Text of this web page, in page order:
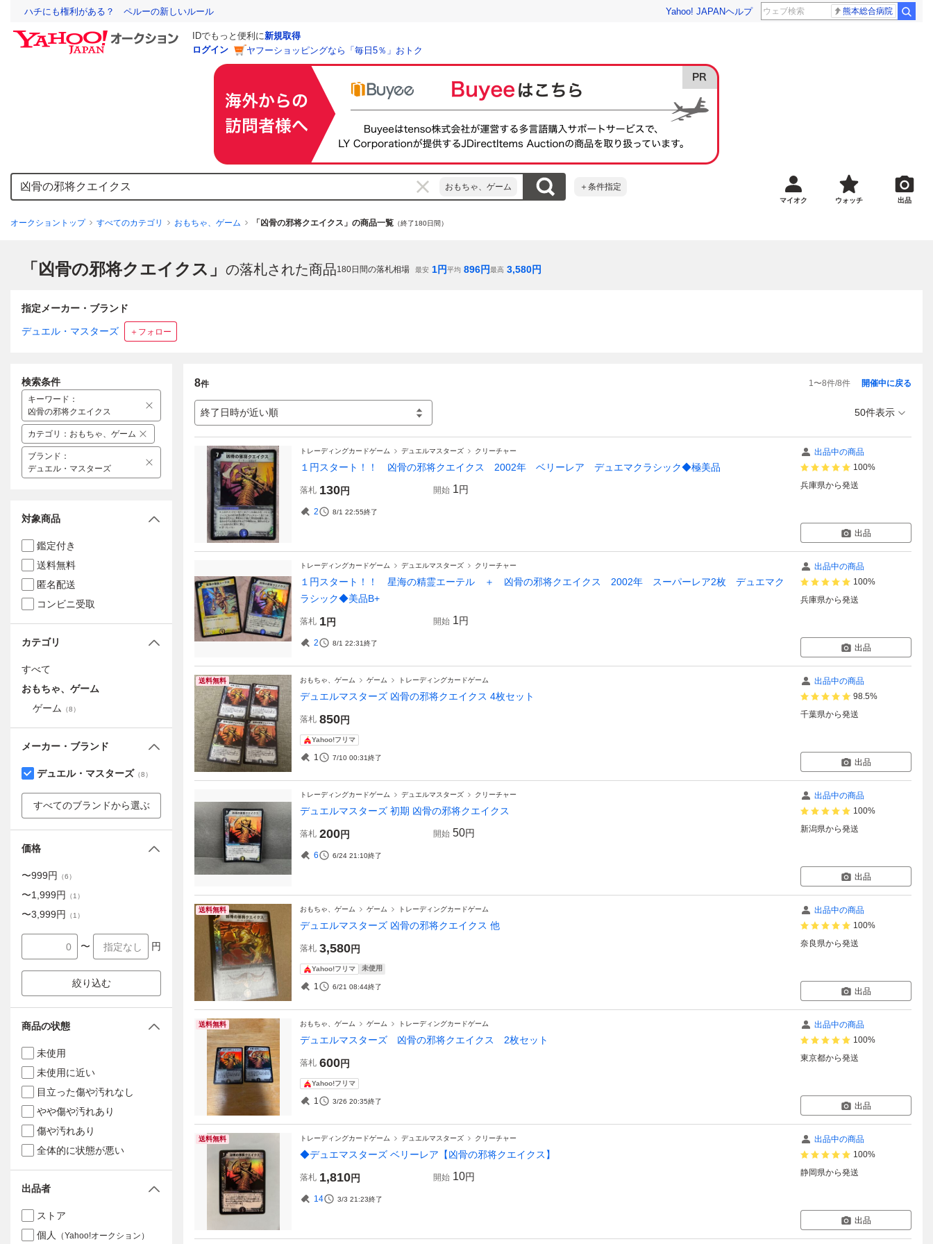
ハチにも権利がある？ ペルーの新しいルール Yahoo! JAPANヘルプ 熊本総合病院
IDでもっと便利に新規取得
ログイン
ヤフーショッピングなら「毎日5％」おトク
おもちゃ、ゲーム ＋条件指定
マイオク ウォッチ 出品
オークショントップ すべてのカテゴリ おもちゃ、ゲーム 「凶骨の邪将クエイクス」の商品一覧 （終了180日間）
「凶骨の邪将クエイクス」 の落札された商品180日間の落札相場 最安 1円平均 896円最高 3,580円
指定メーカー・ブランド
デュエル・マスターズ ＋フォロー
8件 1〜8件/8件
終了日時が近い順
開催中に戻る
50件表示
トレーディングカードゲーム デュエルマスターズ クリーチャー
１円スタート！！ 凶骨の邪将クエイクス 2002年 ベリーレア デュエマクラシック◆極美品
落札 130円 開始 1円
2 8/1 22:55終了
出品中の商品
100%
兵庫県から発送
出品
トレーディングカードゲーム デュエルマスターズ クリーチャー
１円スタート！！ 星海の精霊エーテル ＋ 凶骨の邪将クエイクス 2002年 スーパーレア2枚 デュエマク
ラシック◆美品B+
落札 1円 開始 1円
2 8/1 22:31終了
出品中の商品
100%
兵庫県から発送
出品
送料無料 おもちゃ、ゲーム ゲーム トレーディングカードゲーム
デュエルマスターズ 凶骨の邪将クエイクス 4枚セット
落札 850円
Yahoo!フリマ
1 7/10 00:31終了
出品中の商品
98.5%
千葉県から発送
出品
トレーディングカードゲーム デュエルマスターズ クリーチャー
デュエルマスターズ 初期 凶骨の邪将クエイクス
落札 200円 開始 50円
6 6/24 21:10終了
出品中の商品
100%
新潟県から発送
出品
送料無料 おもちゃ、ゲーム ゲーム トレーディングカードゲーム
デュエルマスターズ 凶骨の邪将クエイクス 他
落札 3,580円
Yahoo!フリマ 未使用
1 6/21 08:44終了
出品中の商品
100%
奈良県から発送
出品
送料無料 おもちゃ、ゲーム ゲーム トレーディングカードゲーム
デュエルマスターズ 凶骨の邪将クエイクス 2枚セット
落札 600円
Yahoo!フリマ
1 3/26 20:35終了
出品中の商品
100%
東京都から発送
出品
送料無料 トレーディングカードゲーム デュエルマスターズ クリーチャー
◆デュエマスターズ ベリーレア【凶骨の邪将クエイクス】
落札 1,810円 開始 10円
14 3/3 21:23終了
出品中の商品
100%
静岡県から発送
出品
検索条件
キーワード ：
凶骨の邪将クエイクス
カテゴリ ： おもちゃ、ゲーム
ブランド ：
デュエル・マスターズ
対象商品
鑑定付き
送料無料
匿名配送
コンビニ受取
カテゴリ
すべて
おもちゃ、ゲーム
ゲーム
（8）
メーカー・ブランド
デュエル・マスターズ （8）
すべてのブランドから選ぶ
価格
〜999円 （6）
〜1,999円 （1 ）
〜3,999円 （1 ）
〜 円
絞り込む
商品の状態
未使用
未使用に近い
目立った傷や汚れなし
やや傷や汚れあり
傷や汚れあり
全体的に状態が悪い
出品者
ストア
個人
（Yahoo!オークション）